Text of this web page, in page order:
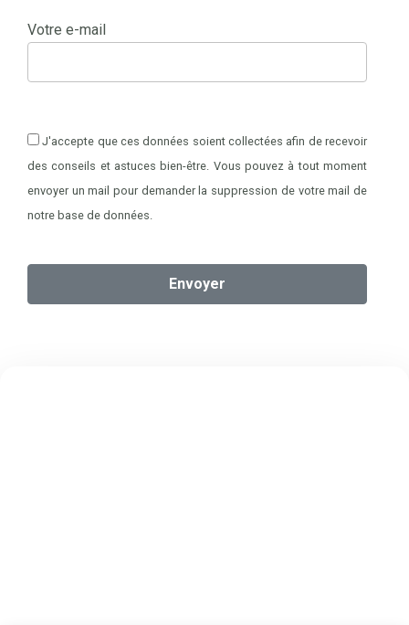
Votre e-mail
J'accepte que ces données soient collectées afin de recevoir
des conseils et astuces bien-être. Vous pouvez à tout moment
envoyer un mail pour demander la suppression de votre mail de
notre base de données.